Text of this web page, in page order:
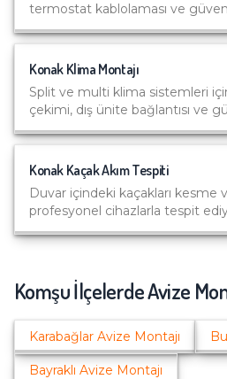
termostat kablolaması ve
Konak Klima Montajı
Split ve multi klima sistemleri
çekimi, dış ünite bağlantısı ve
Konak Kaçak Akım Tespiti
Duvar içindeki kaçakları kesme
profesyonel cihazlarla tespit
Komşu İlçelerdeAvize
Karabağlar Avize Montajı
Bayraklı Avize Montajı